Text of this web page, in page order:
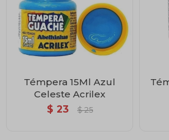
Témpera 15Ml Azul
Celeste Acrilex
$ 23 $ 25